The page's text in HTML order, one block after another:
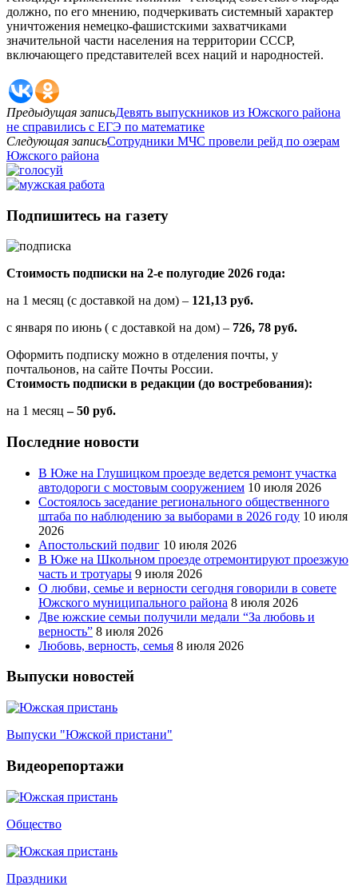
должно, по его мнению, подчеркивать системный характер
уничтожения немецко-фашистскими захватчиками
значительной части населения на территории СССР,
включающего представителей всех наций и народностей.
Предыдущая записьДевять выпускников из Южского района
не справились с ЕГЭ по математике
Следующая записьСотрудники МЧС провели рейд по озерам
Южского района
Подпишитесь на газету
Стоимость подписки на 2-е полугодие 2026 года:
на 1 месяц (с доставкой на дом) – 121,13 руб.
с января по июнь ( с доставкой на дом) – 726, 78 руб.
Оформить подписку можно в отделения почты, у
почтальонов, на сайте Почты России.
Стоимость подписки в редакции (до востребования):
на 1 месяц – 50 руб.
Последние новости
В Юже на Глушицком проезде ведется ремонт участка
автодороги с мостовым сооружением 10 июля 2026
Состоялось заседание регионального общественного
штаба по наблюдению за выборами в 2026 году 10 июля
2026
Апостольский подвиг 10 июля 2026
В Юже на Школьном проезде отремонтируют проезжую
часть и тротуары 9 июля 2026
О любви, семье и верности сегодня говорили в совете
Южского муниципального района 8 июля 2026
Две южские семьи получили медали “За любовь и
верность” 8 июля 2026
Любовь, верность, семья 8 июля 2026
Выпуски новостей
Выпуски "Южской пристани"
Видеорепортажи
Общество
Праздники